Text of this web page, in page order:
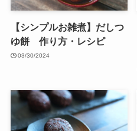
【シンプルお雑煮】だしつ
ゆ餅 作り方・レシピ
03/30/2024